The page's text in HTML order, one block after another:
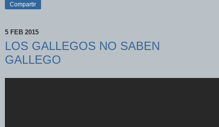
Compartir
5 FEB 2015
LOS GALLEGOS NO SABEN
GALLEGO